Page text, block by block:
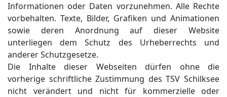
Informationen oder Daten vorzunehmen. Alle Rechte
vorbehalten. Texte, Bilder, Grafiken und Animationen
sowie deren Anordnung auf dieser Website
unterliegen dem Schutz des Urheberrechts und
anderer Schutzgesetze.
Die Inhalte dieser Webseiten dürfen ohne die
vorherige schriftliche Zustimmung des TSV Schilksee
nicht verändert und nicht für kommerzielle oder